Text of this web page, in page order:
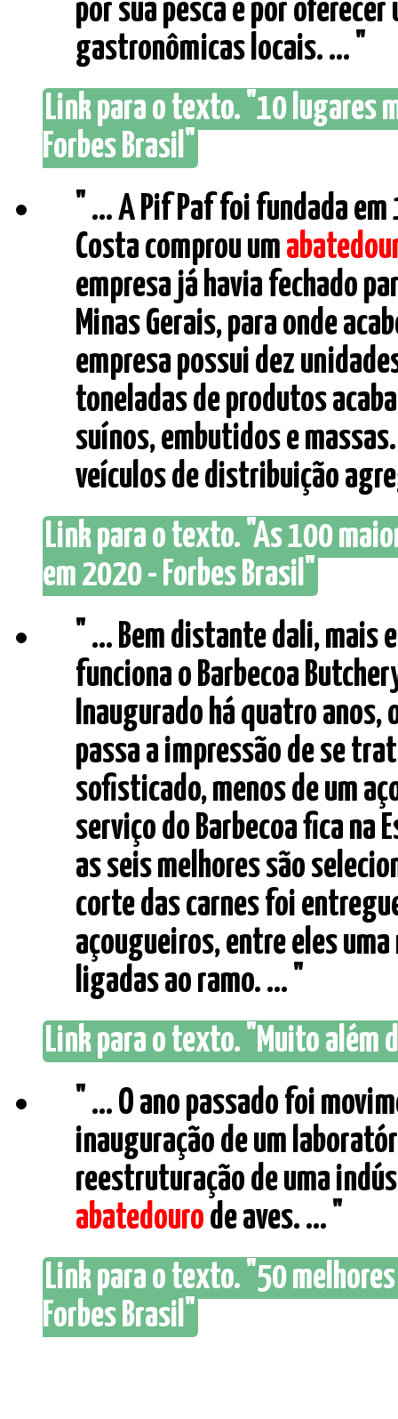
por sua pesca e por
gastronômicas locais. ... "
Link para o texto. "10 lugares
Forbes Brasil"
" ... A Pif Paf foi fundada
Costa comprou um
empresa já havia fechado
Minas Gerais, para onde
empresa possui dez
toneladas de produtos
suínos, embutidos e
veículos de distribuição
Link para o texto. "As 100
em 2020 - Forbes Brasil"
" ... Bem distante dali, mais
funciona o Barbecoa
Inaugurado há quatro anos,
passa a impressão de se
sofisticado, menos de um
serviço do Barbecoa fica na
as seis melhores são
corte das carnes foi
açougueiros, entre eles
ligadas ao ramo. ... "
Link para o texto. "Muito além
" ... O ano passado foi
inauguração de um
reestruturação de uma
abatedourode aves. ... "
Link para o texto. "50
Forbes Brasil"